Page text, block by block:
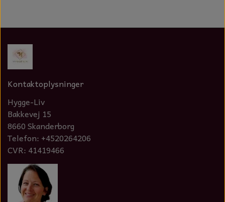
HAMAM HÅNDKLÆDER
CANDLE HOUSES
DUFTBLOKKE OG TILBEHØR
Kontaktoplysninger
Hygge-Liv
Bakkevej 15
8660 Skanderborg
Telefon: +4520264206
CVR: 41419466